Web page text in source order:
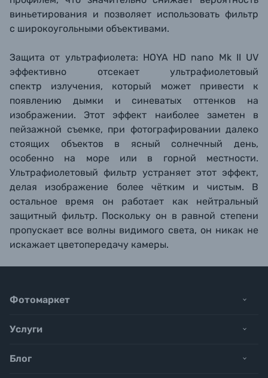
виньетирования и позволяет использовать фильтр
с широкоугольными объективами.
Защита от ультрафиолета: HOYA HD nano Mk II UV
эффективно отсекает ультрафиолетовый
спектр излучения, который может привести к
появлению дымки и синеватых оттенков на
изображении. Этот эффект наиболее заметен в
пейзажной съемке, при фотографировании далеко
стоящих объектов в ясный солнечный день,
особенно на море или в горной местности.
Ультрафиолетовый фильтр устраняет этот эффект,
делая изображение более чётким и чистым. В
остальное время он работает как нейтральный
защитный фильтр. Поскольку он в равной степени
пропускает все волны видимого света, он никак не
искажает цветопередачу камеры.
Фотомаркет
Услуги
Блог